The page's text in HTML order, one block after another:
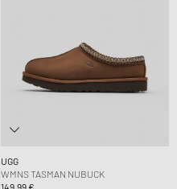
UGG
WMNS TASMAN NUBUCK
149,99 €